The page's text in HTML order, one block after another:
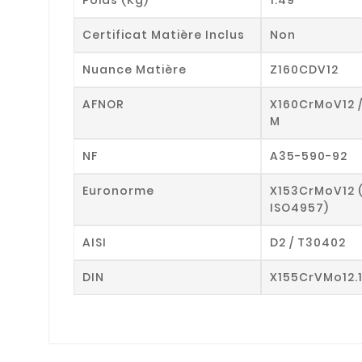
Certificat Matière Inclus Non
Nuance Matière Z160CDV12
AFNOR
X160CrMoV12
M
NF A35-590-92
Euronorme
X153CrMoV12
ISO4957)
AISI D2 / T30402
DIN X155CrVMo12.1